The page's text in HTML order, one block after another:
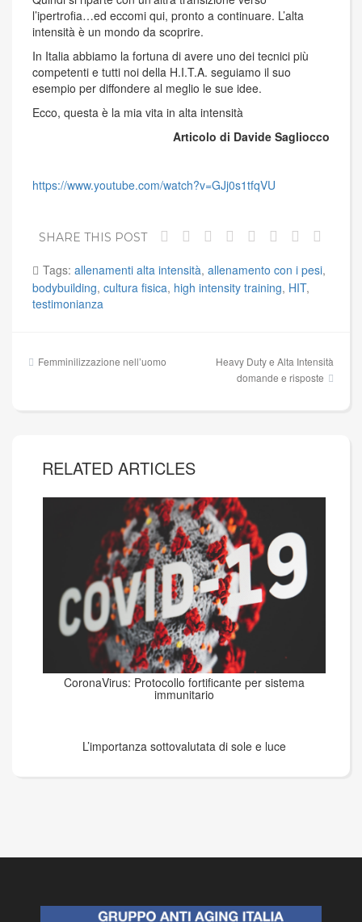
l’ipertrofia…ed eccomi qui, pronto a continuare. L’alta
intensità è un mondo da scoprire.
In Italia abbiamo la fortuna di avere uno dei tecnici più
competenti e tutti noi della H.I.T.A. seguiamo il suo
esempio per diffondere al meglio le sue idee.
Ecco, questa è la mia vita in alta intensità
Articolo di Davide Sagliocco
https://www.youtube.com/watch?v=GJj0s1tfqVU
SHARE THIS POST
Tags: allenamenti alta intensità, allenamento con i pesi,
bodybuilding, cultura fisica, high intensity training, HIT,
testimonianza
Navigazione
Femminilizzazione nell’uomo
Heavy Duty e Alta Intensità
domande e risposte
RELATED ARTICLES
CoronaVirus: Protocollo fortificante per sistema
immunitario
L’importanza sottovalutata di sole e luce